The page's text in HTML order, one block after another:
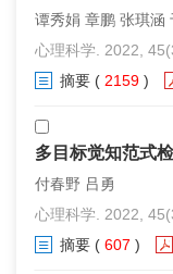
谭秀娟 章鹏 张琪涵
心理科学. 2022,
摘要 ( 2159 )
多目标觉知范式
付春野 吕勇
心理科学. 2022,
摘要 ( 607 )